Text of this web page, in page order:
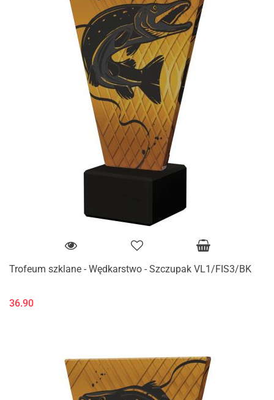
Trofeum szklane - Wędkarstwo - Szczupak VL1/FIS3/BK
36.90